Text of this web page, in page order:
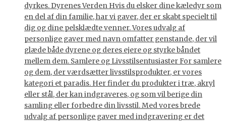
dyrkes. Dyrenes Verden Hvis du elsker dine kæledyr som
en del af din familie, har vi gaver, der er skabt specielt til
dig og dine pelsklædte venner. Vores udvalg af
personlige gaver med navn omfatter genstande, der vil
glæde både dyrene og deres ejere og styrke båndet
mellem dem. Samlere og Livsstilsentusiaster For samlere
og dem, der værdsætter livsstilsprodukter, er vores
kategori et paradis. Her finder du produkter i træ, akryl
eller stål, der kan indgraveres, og som vil berige din
samling eller forbedre din livsstil. Med vores brede
udvalg af personlige gaver med indgravering er det